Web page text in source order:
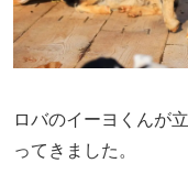
ロバのイーヨくんが
ってきました。